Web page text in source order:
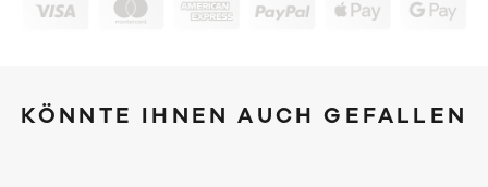
KÖNNTE IHNEN AUCH GEFALLEN